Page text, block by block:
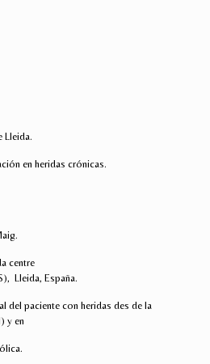
Lleida.
en heridas crónicas.
centre
Lleida, España.
del paciente con heridas des de la
y en